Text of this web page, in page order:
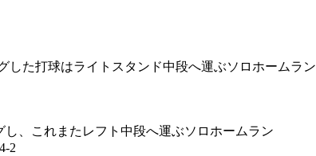
した打球はライトスタンド中段へ運ぶソロホームラン
、これまたレフト中段へ運ぶソロホームラン
2